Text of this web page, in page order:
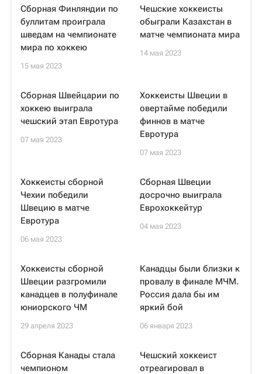
Сборная Финляндии по
буллитам проиграла
шведам на чемпионате
мира по хоккею
15 мая 2023
Чешские хоккеисты
обыграли Казахстан в
матче чемпионата мира
14 мая 2023
Сборная Швейцарии по
хоккею выиграла
чешский этап Евротура
07 мая 2023
Хоккеисты Швеции в
овертайме победили
финнов в матче
Евротура
07 мая 2023
Хоккеисты сборной
Чехии победили
Швецию в матче
Евротура
06 мая 2023
Сборная Швеции
досрочно выиграла
Еврохоккейтур
04 мая 2023
Хоккеисты сборной
Швеции разгромили
канадцев в полуфинале
юниорского ЧМ
29 апреля 2023
Канадцы были близки к
провалу в финале МЧМ.
Россия дала бы им
яркий бой
06 января 2023
Сборная Канады стала
чемпионом
Чешский хоккеист
отреагировал в